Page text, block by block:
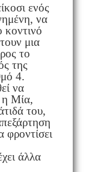
ενός
να
κοντινό
μια
το
της
4.
να
η Μία,
του,
φροντίσει
άλλα